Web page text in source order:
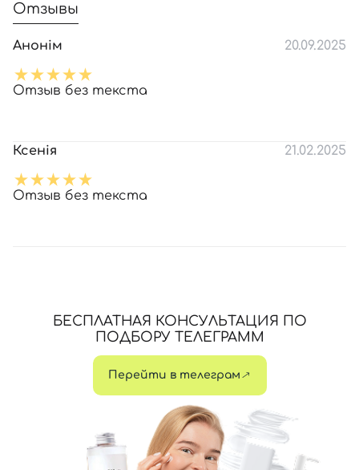
Отзывы
Анонім 20.09.2025
Отзыв без текста
Ксенія 21.02.2025
Отзыв без текста
БЕСПЛАТНАЯ КОНСУЛЬТАЦИЯ ПО
ПОДБОРУ ТЕЛЕГРАММ
Перейти в телеграм